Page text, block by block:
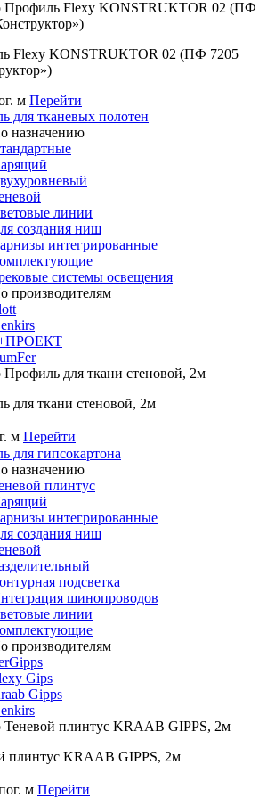
Flexy KONSTRUKTOR 02 (ПФ 7205
м Перейти
для тканевых полотен
назначению
линии
создания ниш
интегрированные
системы освещения
производителям
для ткани стеновой, 2м
м Перейти
для гипсокартона
назначению
плинтус
интегрированные
создания ниш
подсветка
шинопроводов
линии
производителям
Gips
Gipps
плинтус KRAAB GIPPS, 2м
м Перейти